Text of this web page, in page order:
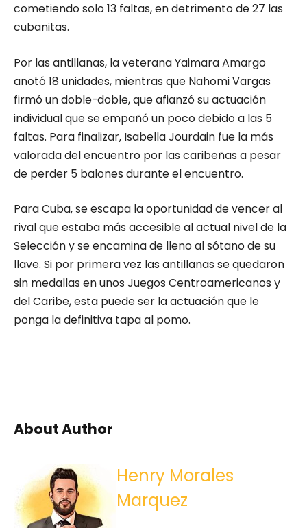
cometiendo solo 13 faltas, en detrimento de 27 las
cubanitas.
Por las antillanas, la veterana Yaimara Amargo
anotó 18 unidades, mientras que Nahomi Vargas
firmó un doble-doble, que afianzó su actuación
individual que se empañó un poco debido a las 5
faltas. Para finalizar, Isabella Jourdain fue la más
valorada del encuentro por las caribeñas a pesar
de perder 5 balones durante el encuentro.
Para Cuba, se escapa la oportunidad de vencer al
rival que estaba más accesible al actual nivel de la
Selección y se encamina de lleno al sótano de su
llave. Si por primera vez las antillanas se quedaron
sin medallas en unos Juegos Centroamericanos y
del Caribe, esta puede ser la actuación que le
ponga la definitiva tapa al pomo.
About Author
Henry Morales
Marquez